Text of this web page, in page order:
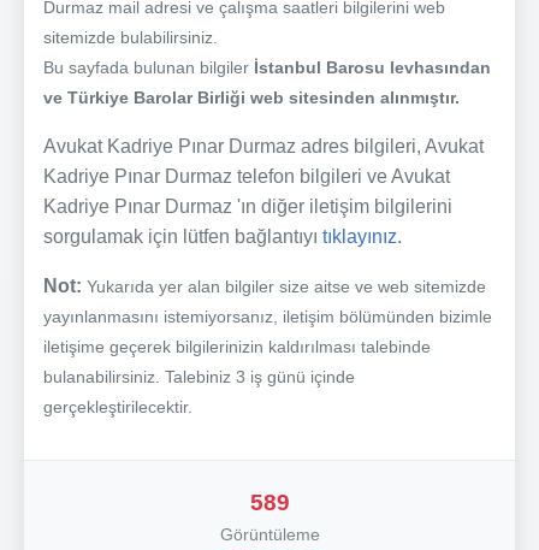
Durmaz mail adresi ve çalışma saatleri bilgilerini web
sitemizde bulabilirsiniz.
Bu sayfada bulunan bilgiler İstanbul Barosu levhasından
ve Türkiye Barolar Birliği web sitesinden alınmıştır.
Avukat Kadriye Pınar Durmaz adres bilgileri, Avukat
Kadriye Pınar Durmaz telefon bilgileri ve Avukat
Kadriye Pınar Durmaz 'ın diğer iletişim bilgilerini
sorgulamak için lütfen bağlantıyı tıklayınız.
Not: Yukarıda yer alan bilgiler size aitse ve web sitemizde
yayınlanmasını istemiyorsanız, iletişim bölümünden bizimle
iletişime geçerek bilgilerinizin kaldırılması talebinde
bulanabilirsiniz. Talebiniz 3 iş günü içinde
gerçekleştirilecektir.
589
Görüntüleme